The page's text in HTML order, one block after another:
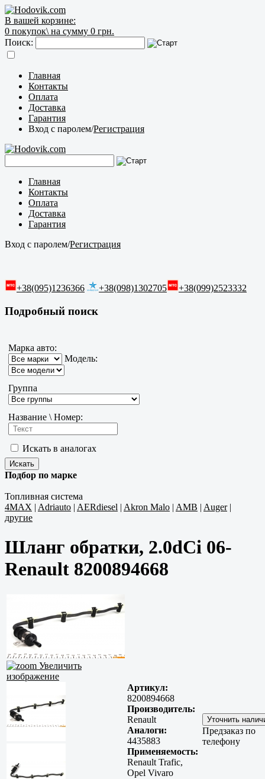
В вашей корзине:
0 покупок\ на сумму 0 грн.
Поиск:
Главная
Контакты
Оплата
Доставка
Гарантия
Вход с паролем/Регистрация
Главная
Контакты
Оплата
Доставка
Гарантия
Вход с паролем/Регистрация
+38(095)1236366 +38(098)1302705 +38(099)2523332
Подробный поиск
Марка авто:
Модель:
Группа
Название \ Номер:
Искать в аналогах
Подбор по марке
Топливная система
4MAX | Adriauto | AERdiesel | Akron Malo | AMB | Auger|
другие
Шланг обратки, 2.0dCi 06-
Renault 8200894668
Увеличить
изображение
Артикул:
8200894668
Производитель:
Renault
Аналоги:
4435883
Применяемость:
Renault Trafic,
Opel Vivaro
Предзаказ по
телефону